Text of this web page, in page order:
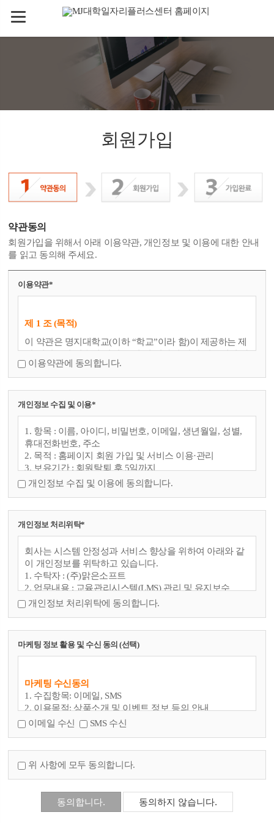
회원가입
약관동의
회원가입을 위해서 아래 이용약관, 개인정보 및 이용에 대한 안내
를 읽고 동의해 주세요.
이용약관*
제 1 조 (목적)
이 약관은 명지대학교(이하 “학교”이라 함)이 제공하는 제
반 서비스의 이용에 관한 조건 및 절차에 관한 기본적인 사
항과 기타 필요한 사항을 규정함을 목적으로 한다.
제 2 조 (정의)
① 이 약관에서 사용하는 용어의 정의는 다음과 같다.
각종 유무선 장치를 포함)와 상관없이 회원이 이용할 수
있는 학교에서 제공하는 관련 제반 서비스를 의미한다.
2.회 원 : 학교의 서비스에 접속하여 이 약관에 따라 학
교과 이용계약을 체결하고 학교가 제공하는 서비스를
이용하는 고객을 말한다.
미한다.
임을 확인하고 비밀보호를 위해 회원 자신이 정한 문자
또는 숫자의 조합을 의미한다.
5.콘텐츠 : 학교가 웹사이트에서 제공하는 온라인 강좌
및 기타 관련 정보를 의미한다.
7.해 지 : 학교 또는 회원이 서비스 개통 이후 이용계약
을 종료시키는 의사 표시를 의미한다.
계 법령에 따른다.
제 3 조 (약관의 게시와 개정)
①학교는 이 약관의 내용을 회원이 쉽게 알 수 있도록 서비
스 초기 화면에 게시한다.
②학교는 ‘약관의 규제에 관한 법률’, ‘정보통신망 이용촉
진 및 정보보호 등에 관한 법률(이하 “정보통신망법”이라
함)’ 등 관련법을 위배하지 않는 범위에서 이 약관을 개정
할 수 있다.
③학교가 약관을 개정할 경우에는 적용일자 및 개정사유
이용약관에 동의합니다.
개인정보 수집 및 이용*
1. 항목 : 이름, 아이디, 비밀번호, 이메일, 생년월일, 성별,
휴대전화번호, 주소
2. 목적 : 홈페이지 회원 가입 및 서비스 이용·관리
3. 보유기간 : 회원탈퇴 후 5일까지
개인정보 수집 및 이용에 동의합니다.
개인정보 처리위탁*
회사는 시스템 안정성과 서비스 향상을 위하여 아래와 같
이 개인정보를 위탁하고 있습니다.
1. 수탁자 : (주)맑은소프트
2. 업무내용 : 교육관리시스템(LMS) 관리 및 유지보수
개인정보 처리위탁에 동의합니다.
마케팅 정보 활용 및 수신 동의 (선택)
마케팅 수신동의
1. 수집항목: 이메일, SMS
2. 이용목적: 상품소개 및 이벤트 정보 등의 안내
3. 보유기간: 별도 동의 철회 시 까지
이메일 수신 SMS 수신
위 사항에 모두 동의합니다.